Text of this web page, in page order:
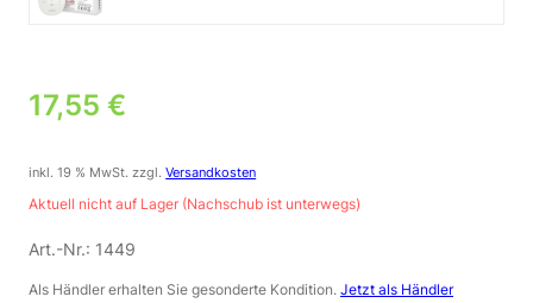
17,55 €
inkl. 19 % MwSt. zzgl.Versandkosten
Aktuell nicht auf Lager (Nachschub ist unterwegs)
Art.-Nr.: 1449
Als Händler erhalten Sie gesonderte Kondition. Jetzt als Händler